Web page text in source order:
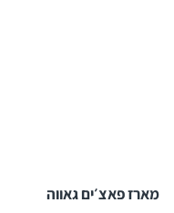
מארז פאצ׳ים גאווה